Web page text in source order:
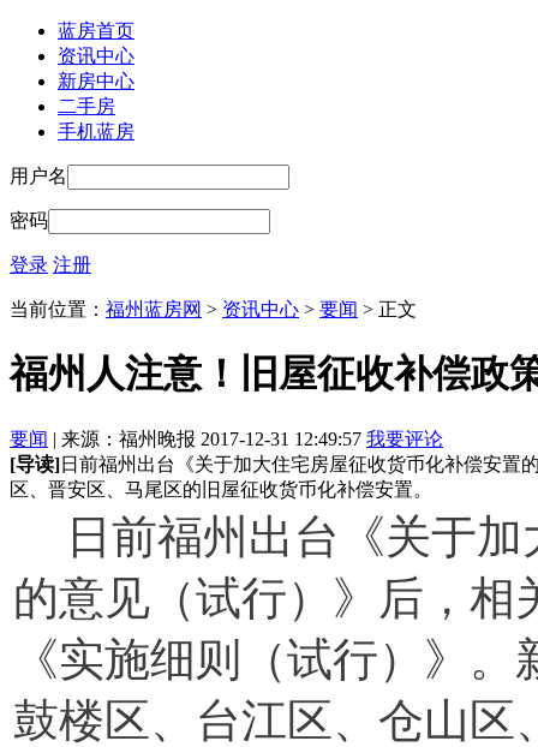
蓝房首页
资讯中心
新房中心
二手房
手机蓝房
用户名
密码
登录 注册
当前位置： 福州蓝房网 > 资讯中心 > 要闻 > 正文
福州人注意！旧屋征收补偿政
要闻 | 来源：福州晚报 2017-12-31 12:49:57 我要评论
[导读]日前福州出台《关于加大住宅房屋征收货币化补偿安置
区、晋安区、马尾区的旧屋征收货币化补偿安置。
日前福州出台《关于加
的意见（试行）》后，
《实施细则（试行）》。
鼓楼区、台江区、仓山区